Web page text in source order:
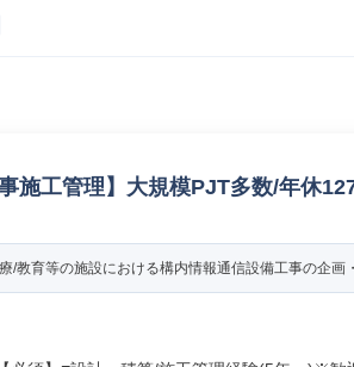
施工管理】大規模PJT多数/年休
/教育等の施設における構内情報通信設備工事の企画